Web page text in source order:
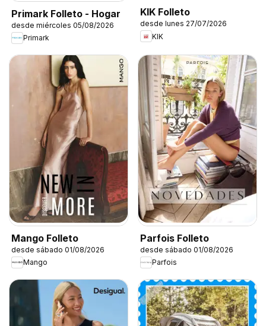
Primark Folleto - Hogar
desde miércoles 05/08/2026
Primark
KIK Folleto
desde lunes 27/07/2026
KIK
Mango Folleto
desde sábado 01/08/2026
Mango
Parfois Folleto
desde sábado 01/08/2026
Parfois